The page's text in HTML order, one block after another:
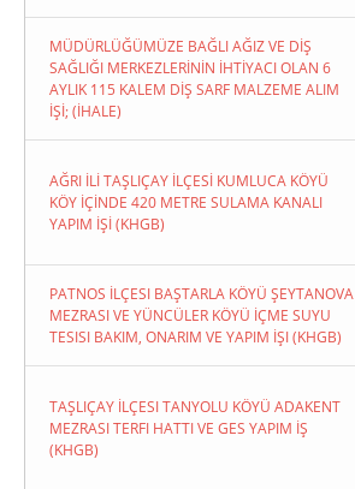
MÜDÜRLÜĞÜMÜZE BAĞLI AĞIZ VE DİŞ
SAĞLIĞI MERKEZLERİNİN İHTİYACI OLAN 6
AYLIK 115 KALEM DİŞ SARF MALZEME ALIM
İŞİ; (İHALE)
AĞRI İLİ TAŞLIÇAY İLÇESİ KUMLUCA KÖYÜ
KÖY İÇİNDE 420 METRE SULAMA KANALI
YAPIM İŞİ (KHGB)
PATNOS İLÇESI BAŞTARLA KÖYÜ ŞEYTANOVA
MEZRASI VE YÜNCÜLER KÖYÜ İÇME SUYU
TESISI BAKIM, ONARIM VE YAPIM İŞI (KHGB)
TAŞLIÇAY İLÇESI TANYOLU KÖYÜ ADAKENT
MEZRASI TERFI HATTI VE GES YAPIM İŞ
(KHGB)